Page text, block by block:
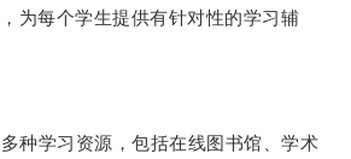
为每个学生提供有针对性的学习辅
学习资源，包括在线图书馆、学术